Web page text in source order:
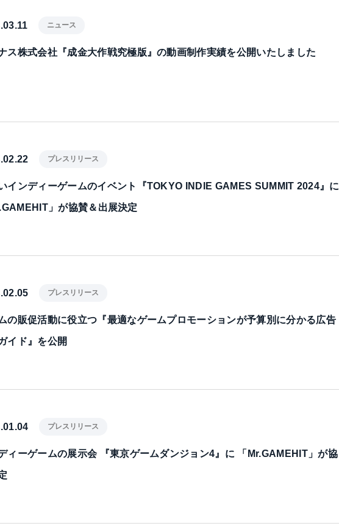
ニュース
ス株式会社『成金大作戦究極版』の動画制作実績を公開いたしました
プレスリリース
インディーゲームのイベント『TOKYO INDIE GAMES SUMMIT 2024』に
」が協賛＆出展決定
プレスリリース
の販促活動に役立つ『最適なゲームプロモーションが予算別に分かる広告
イド』を公開
プレスリリース
ィーゲームの展示会 『東京ゲームダンジョン4』に 「Mr.GAMEHIT」が協